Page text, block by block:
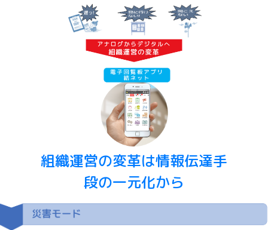
組織運営の変革は情報伝達手
段の一元化から